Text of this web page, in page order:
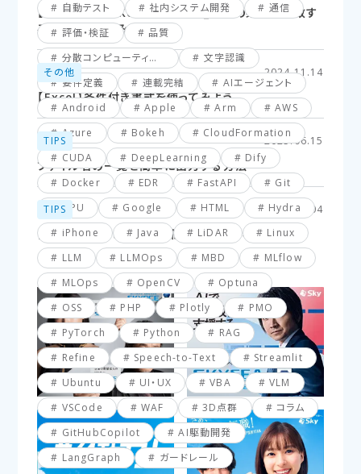
自動テスト
社内システム開発
通信
評価・検証
品質
分散コンピューティング
文字認識
要件定義
連載完結
AIエージェント
Android
Apple Arm
AWS
Azure
Bokeh
CloudFormation
CUDA
DeepLearning
Dify
Docker
EDR FastAPI
Git
GPU
Google HTML
Hydra
iPhone
Java LiDAR
Linux
LLM
LLMOps MBD
MLflow
MLOps
OpenCV
Optuna
OSS
PHP Plotly
PMO
PyTorch
Python
RAG
Refine
Speech-to-Text
Streamlit
Ubuntu
UI・UX VBA
VLM
VSCode
WAF 3D点群
コラム
GitHubCopilot
AI駆動開発
LangGraph
ガードレール
【Excel】XLOOKUP関数応用編_複数の条件に一致す
るセルを探してみよう！
その他 2024.11.14
【Excel】条件付き書式を使ってみよう
TIPS 2025.06.15
ファイル名の一覧を簡単に出力する方法
TIPS 2025.03.04
【VBA】最終行と最終列を簡単に取得する方法